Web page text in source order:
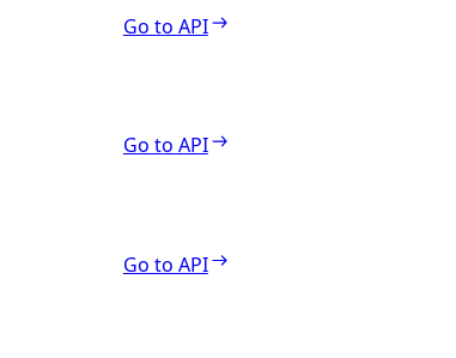
Go to API
Go to API
Go to API